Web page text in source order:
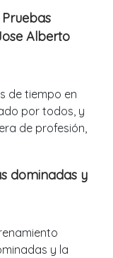
Alberto
de tiempo en
por todos, y
de profesión,
dominadas y
y la